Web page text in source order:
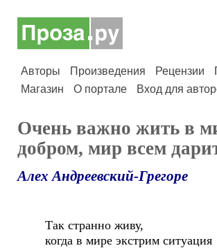
Авторы Произведения Рецензии
Магазин
О портале Вход для
Очень важно жить в
добром, мир всем
Алех Андреевский-Грегоре
Так странно живу,
когда в мире экстрим ситуация